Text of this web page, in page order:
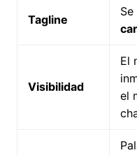
Tagline
Visibilidad
El
el